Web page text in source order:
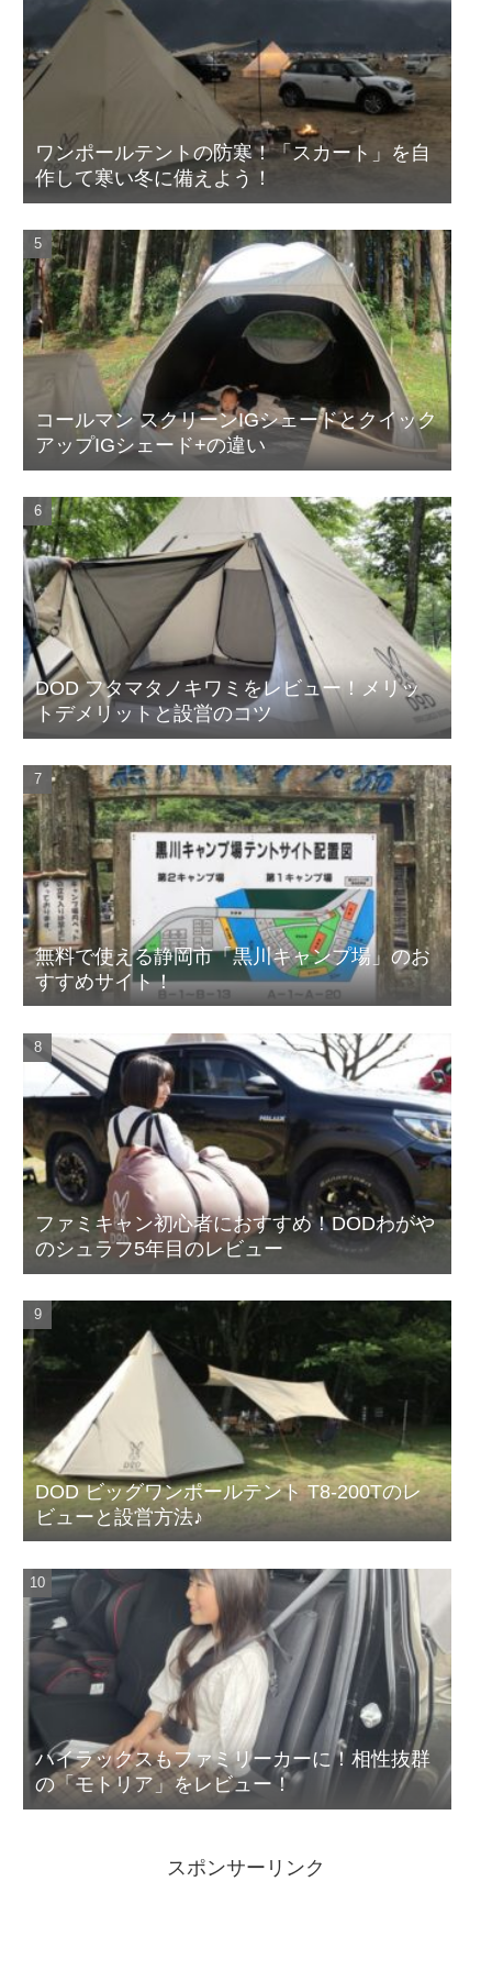
ワンポールテントの防寒！「スカート」を自
作して寒い冬に備えよう！
コールマン スクリーンIGシェードとクイック
アップIGシェード+の違い
DOD フタマタノキワミをレビュー！メリッ
トデメリットと設営のコツ
無料で使える静岡市「黒川キャンプ場」のお
すすめサイト！
ファミキャン初心者におすすめ！DODわがや
のシュラフ5年目のレビュー
DOD ビッグワンポールテント T8-200Tのレ
ビューと設営方法♪
ハイラックスもファミリーカーに！相性抜群
の「モトリア」をレビュー！
スポンサーリンク